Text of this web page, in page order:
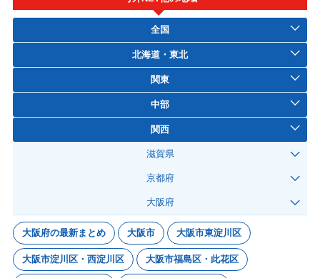
全国
北海道・東北
関東
中部
関西
滋賀県
京都府
大阪府
大阪府の最新まとめ 大阪市 大阪市東淀川区
大阪市淀川区・西淀川区 大阪市福島区・此花区